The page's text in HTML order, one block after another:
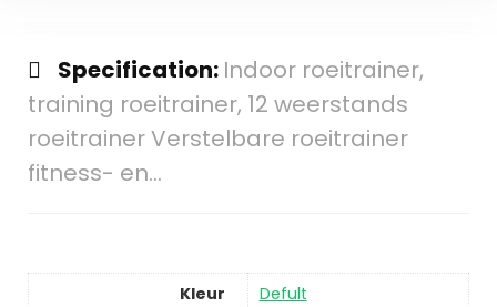
Specification: Indoor roeitrainer,
training roeitrainer, 12 weerstands
roeitrainer Verstelbare roeitrainer
fitness- en…
Kleur
Defult